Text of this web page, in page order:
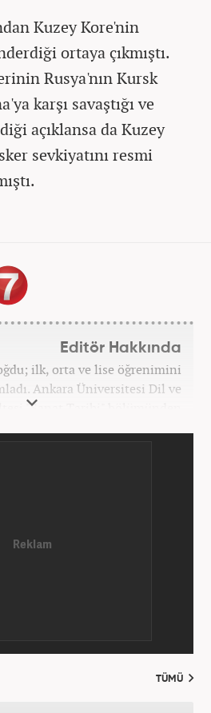
Kuzey Kore'nin
ortaya çıkmıştı.
Rusya'nın Kursk
karşı savaştığı ve
açıklansa da Kuzey
sevkiyatını resmi
Editör Hakkında
ilk, orta ve lise öğrenimini
Ankara Üniversitesi Dil ve
"Sanat Tarihi" bölümünden
TÜMÜ